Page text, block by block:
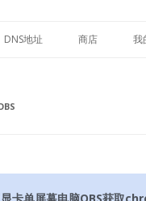
DNS地址 商店 我